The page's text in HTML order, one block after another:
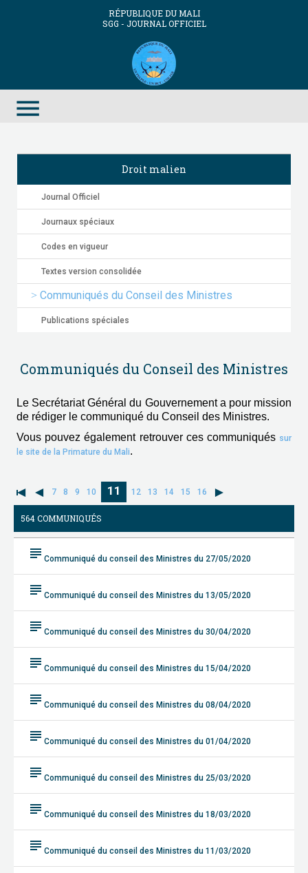
RÉPUBLIQUE DU MALI
SGG - JOURNAL OFFICIEL
menu
Droit malien
Journal Officiel
Journaux spéciaux
Codes en vigueur
Textes version consolidée
Communiqués du Conseil des Ministres
Publications spéciales
Communiqués du Conseil des Ministres
Le Secrétariat Général du Gouvernement a pour mission
de rédiger le communiqué du Conseil des Ministres.
Vous pouvez également retrouver ces communiqués sur
le site de la Primature du Mali.
7 8 9 10 11 12 13 14 15 16
564 COMMUNIQUÉS
subject Communiqué du conseil des Ministres du 27/05/2020
subject Communiqué du conseil des Ministres du 13/05/2020
subject Communiqué du conseil des Ministres du 30/04/2020
subject Communiqué du conseil des Ministres du 15/04/2020
subject Communiqué du conseil des Ministres du 08/04/2020
subject Communiqué du conseil des Ministres du 01/04/2020
subject Communiqué du conseil des Ministres du 25/03/2020
subject Communiqué du conseil des Ministres du 18/03/2020
subject Communiqué du conseil des Ministres du 11/03/2020